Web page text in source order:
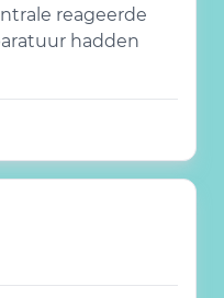
reageerde
hadden